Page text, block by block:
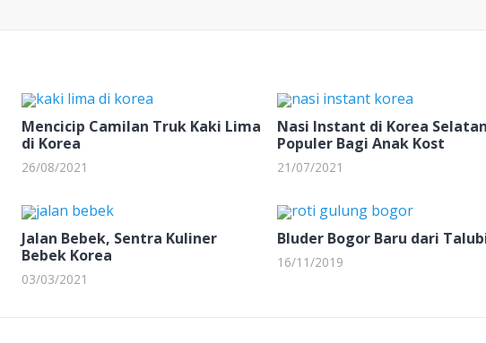
Mencicip Camilan Truk Kaki Lima
di Korea
26/08/2021
Nasi Instant di Korea
Populer Bagi Anak Kost
21/07/2021
Jalan Bebek, Sentra Kuliner
Bebek Korea
03/03/2021
Bluder Bogor Baru dari
16/11/2019